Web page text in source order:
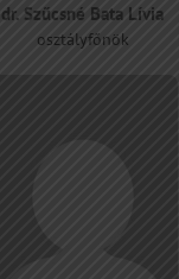
dr. Szűcsné Bata Lívia
osztályfőnök